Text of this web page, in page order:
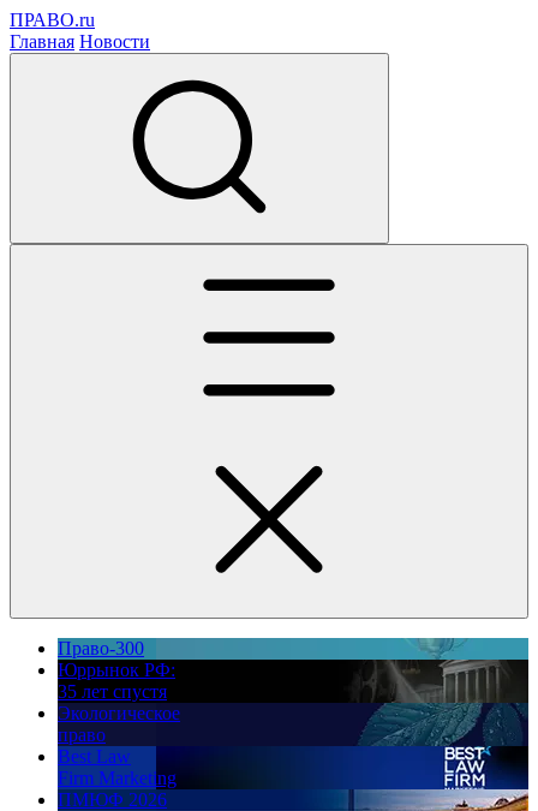
ПРАВО.ru
Главная Новости
Право-300
Юррынок РФ:
35 лет спустя
Экологическое
право
Best Law
Firm Marketing
ПМЮФ 2026